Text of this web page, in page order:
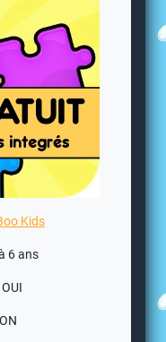
Kids
6 ans